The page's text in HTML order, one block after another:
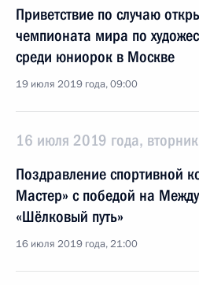
Приветствие по случаю
чемпионата мира по
среди юниорок в Москве
19 июля 2019 года, 09:00
16 июля 2019 года, вторник
Поздравление спортивной
Мастер» с победой на
«Шёлковый путь»
16 июля 2019 года, 21:00